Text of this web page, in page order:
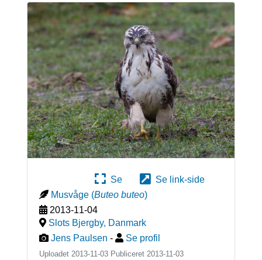
Se
Se link-side
Musvåge (Buteo buteo)
2013-11-04
Slots Bjergby, Danmark
Jens Paulsen - Se profil
Uploadet 2013-11-03 Publiceret 2013-11-03